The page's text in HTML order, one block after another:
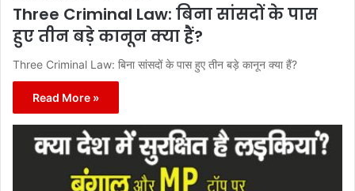
Three Criminal Law: बिना सांसदों के पास
हुए तीन बड़े कानून क्या हैं?
Three Criminal Law: बिना सांसदों के पास हुए तीन बड़े कानून क्या हैं?
Read More »